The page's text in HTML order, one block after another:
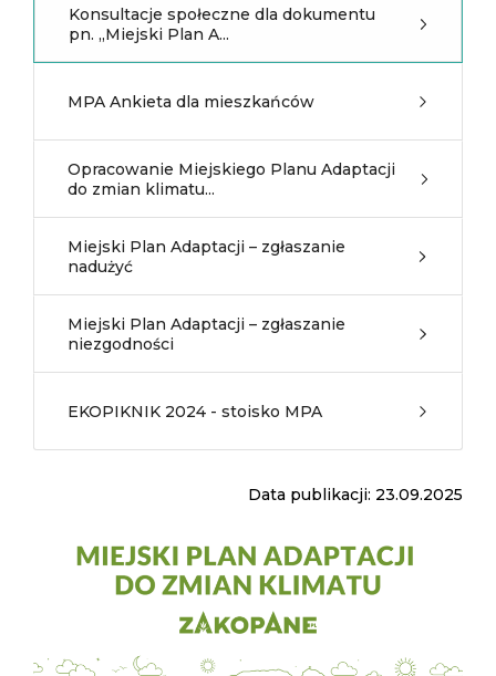
Konsultacje społeczne dla dokumentu
pn. „Miejski Plan A...
MPA Ankieta dla mieszkańców
Opracowanie Miejskiego Planu Adaptacji
do zmian klimatu...
Miejski Plan Adaptacji – zgłaszanie
nadużyć
Miejski Plan Adaptacji – zgłaszanie
niezgodności
EKOPIKNIK 2024 - stoisko MPA
Data publikacji: 23.09.2025